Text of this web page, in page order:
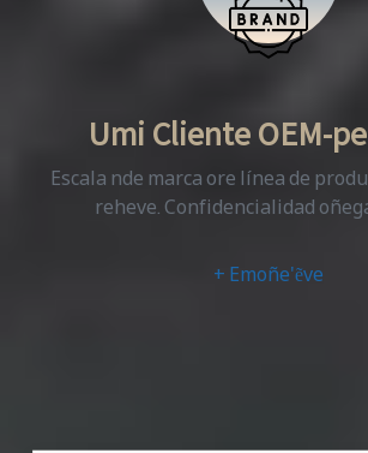
Umi Cliente OEM-
Escala nde marca ore línea de
reheve. Confidencialidad
+ Emoñe'ẽve